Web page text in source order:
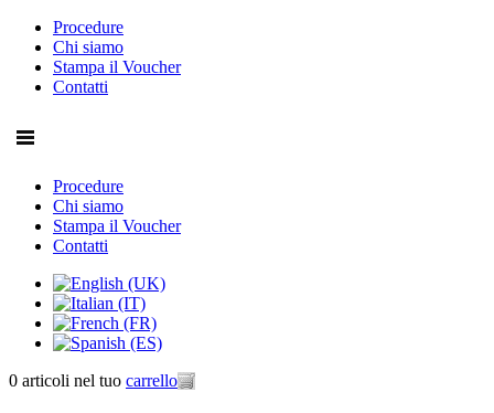
Procedure
Chi siamo
Stampa il Voucher
Contatti
Procedure
Chi siamo
Stampa il Voucher
Contatti
0 articoli nel tuo carrello